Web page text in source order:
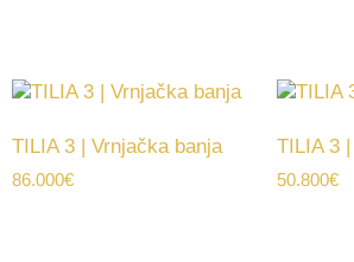
TILIA 3 | Vrnjačka banja
86.000€
TILIA 3
50.800€